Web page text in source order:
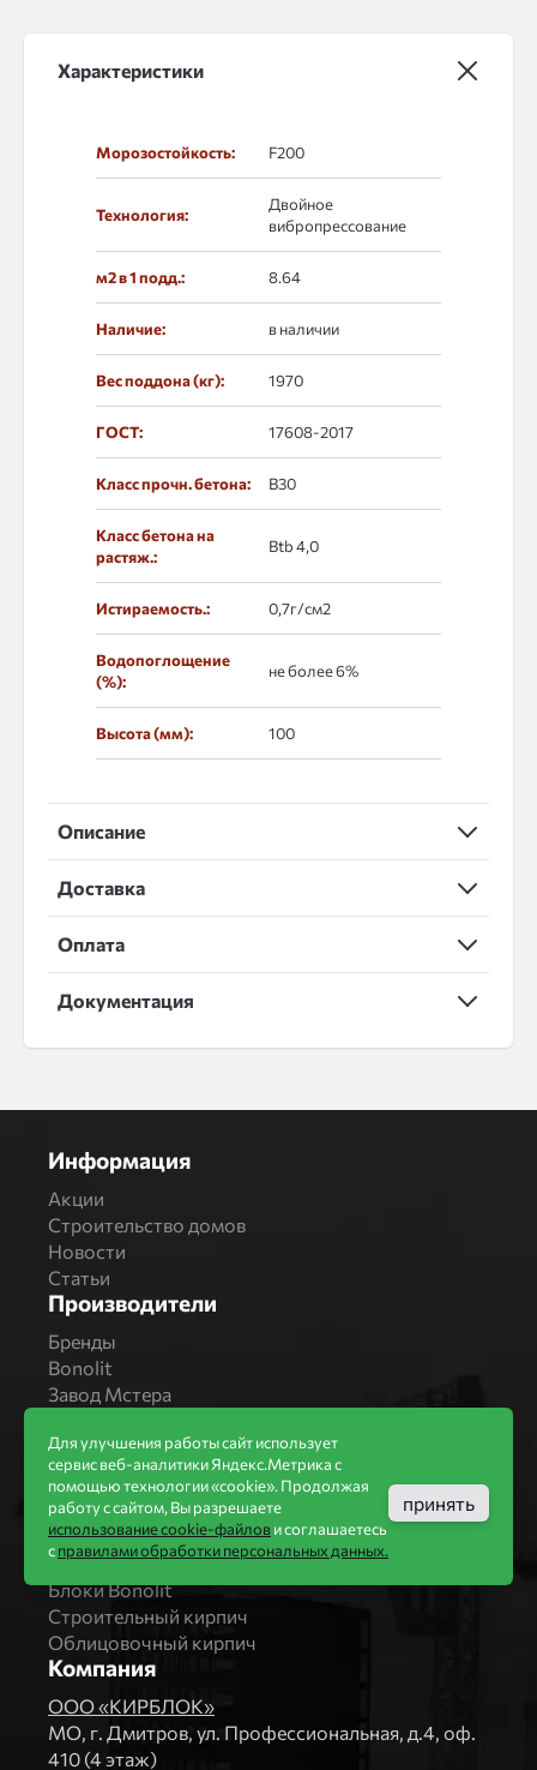
Характеристики
Морозостойкость: F200
Технология:
Двойное
вибропрессование
м2 в 1 подд.: 8.64
Наличие: в наличии
Вес поддона (кг): 1970
ГОСТ: 17608-2017
Класс прочн. бетона: B30
Класс бетона на
растяж.:
Btb 4,0
Истираемость.: 0,7г/см2
Водопоглощение
(%):
не более 6%
Высота (мм): 100
Описание
Доставка
Оплата
Документация
Информация
Акции
Строительство домов
Новости
Статьи
Производители
Бренды
Bonolit
Завод Мстера
Магма Керамик
Комбинат СТРОМА
Вяземский кирпичный завод
Продукция
Каталог
Блоки Bonolit
Строительный кирпич
Облицовочный кирпич
Компания
ООО «КИРБЛОК»
МO, г. Дмитров, ул. Профессиональная, д.4, оф.
410 (4 этаж)
Для улучшения работы сайт использует
сервис веб-аналитики Яндекс.Метрика с
помощью технологии «cookie». Продолжая
работу с сайтом, Вы разрешаете
использование cookie-файлови соглашаетесь
справилами обработки персональных данных.
принять